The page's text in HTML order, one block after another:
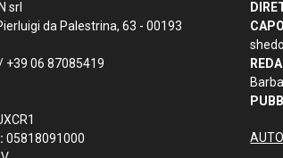
srl
da Palestrina, 63 - 00193
+39 06 87085419
05818091000